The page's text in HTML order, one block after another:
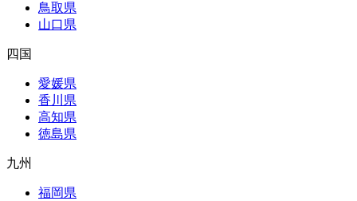
鳥取県
山口県
四国
愛媛県
香川県
高知県
徳島県
九州
福岡県